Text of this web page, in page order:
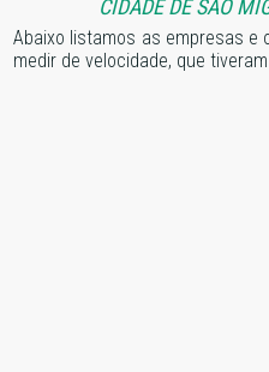
CIDADE DE SAO
Abaixo listamos as empresas e
medir de velocidade, que